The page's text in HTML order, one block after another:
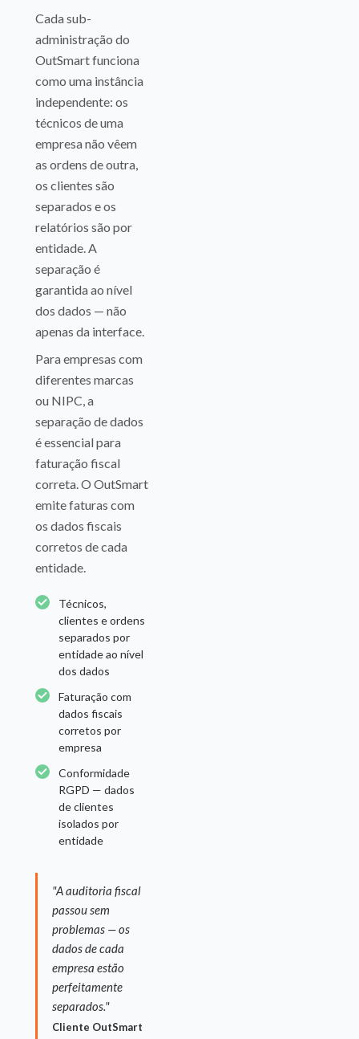
Cada sub-
administração do
OutSmart funciona
como uma instância
independente: os
técnicos de uma
empresa não vêem
as ordens de outra,
os clientes são
separados e os
relatórios são por
entidade. A
separação é
garantida ao nível
dos dados — não
apenas da interface.
Para empresas com
diferentes marcas
ou NIPC, a
separação de dados
é essencial para
faturação fiscal
correta. O OutSmart
emite faturas com
os dados fiscais
corretos de cada
entidade.
Técnicos,
clientes e ordens
separados por
entidade ao nível
dos dados
Faturação com
dados fiscais
corretos por
empresa
Conformidade
RGPD — dados
de clientes
isolados por
entidade
"A auditoria fiscal
passou sem
problemas — os
dados de cada
empresa estão
perfeitamente
separados."
Cliente OutSmart